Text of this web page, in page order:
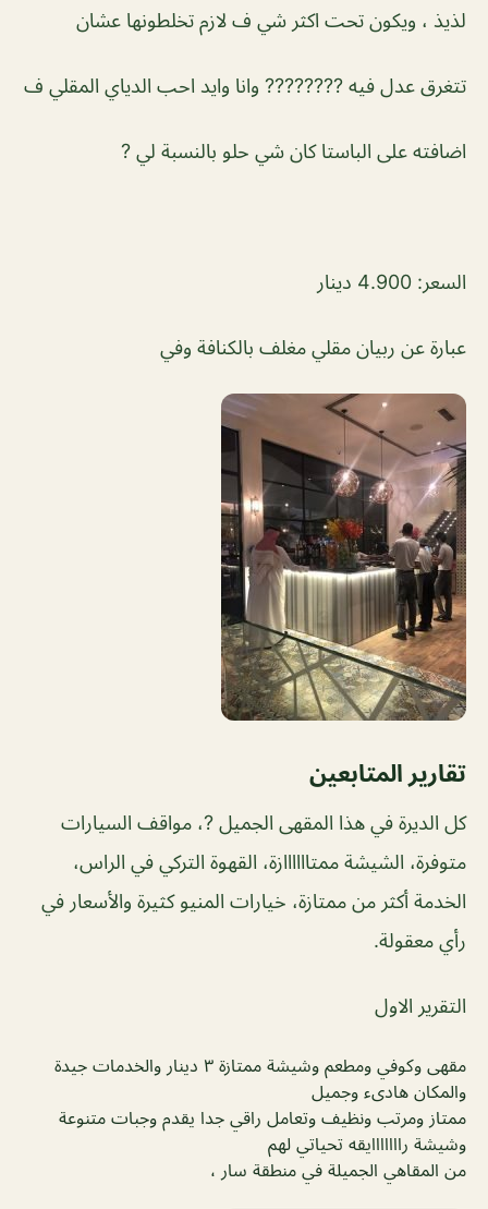
لذيذ ، ويكون تحت اكثر شي ف لازم تخلطونها عشان
تتغرق عدل فيه ???????? وانا وايد احب الدياي المقلي ف
اضافته على الباستا كان شي حلو بالنسبة لي ?
السعر: 4.900 دينار
عبارة عن ربيان مقلي مغلف بالكنافة وفي
تقارير المتابعين
كل الديرة في هذا المقهى الجميل ?، مواقف السيارات
متوفرة، الشيشة ممتاااااازة، القهوة التركي في الراس،
الخدمة أكثر من ممتازة، خيارات المنيو كثيرة والأسعار في
رأي معقولة.
التقرير الاول
مقهى وكوفي ومطعم وشيشة ممتازة ٣ دينار والخدمات جيدة
والمكان هادىء وجميل
ممتاز ومرتب ونظيف وتعامل راقي جدا يقدم وجبات متنوعة
وشيشة رااااااايقه تحياتي لهم
من المقاهي الجميلة في منطقة سار ،